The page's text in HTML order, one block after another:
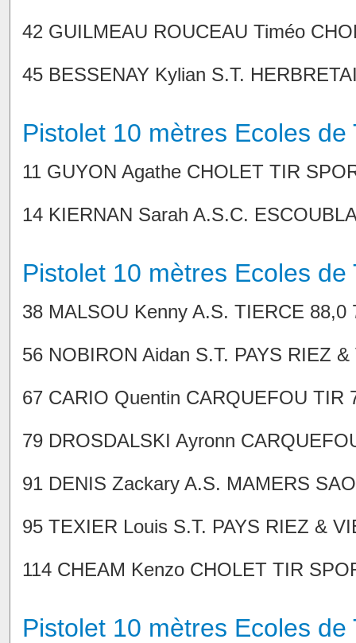
42 GUILMEAU ROUCEAU Timéo
45 BESSENAY Kylian S.T.
Pistolet 10 mètres Ecoles
11 GUYON Agathe CHOLET TIR
14 KIERNAN Sarah A.S.C.
Pistolet 10 mètres Ecoles
38 MALSOU Kenny A.S. TIERCE 88,0
56 NOBIRON Aidan S.T. PAYS RIEZ
67 CARIO Quentin CARQUEFOU TIR
79 DROSDALSKI Ayronn
91 DENIS Zackary A.S. MAMERS
95 TEXIER Louis S.T. PAYS RIEZ &
114 CHEAM Kenzo CHOLET TIR
Pistolet 10 mètres Ecoles de